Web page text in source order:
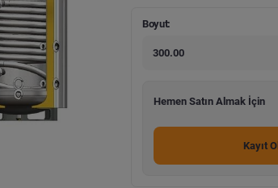
Boyut:
300.00
Hemen Satın Almak İçin
Kayıt Ol